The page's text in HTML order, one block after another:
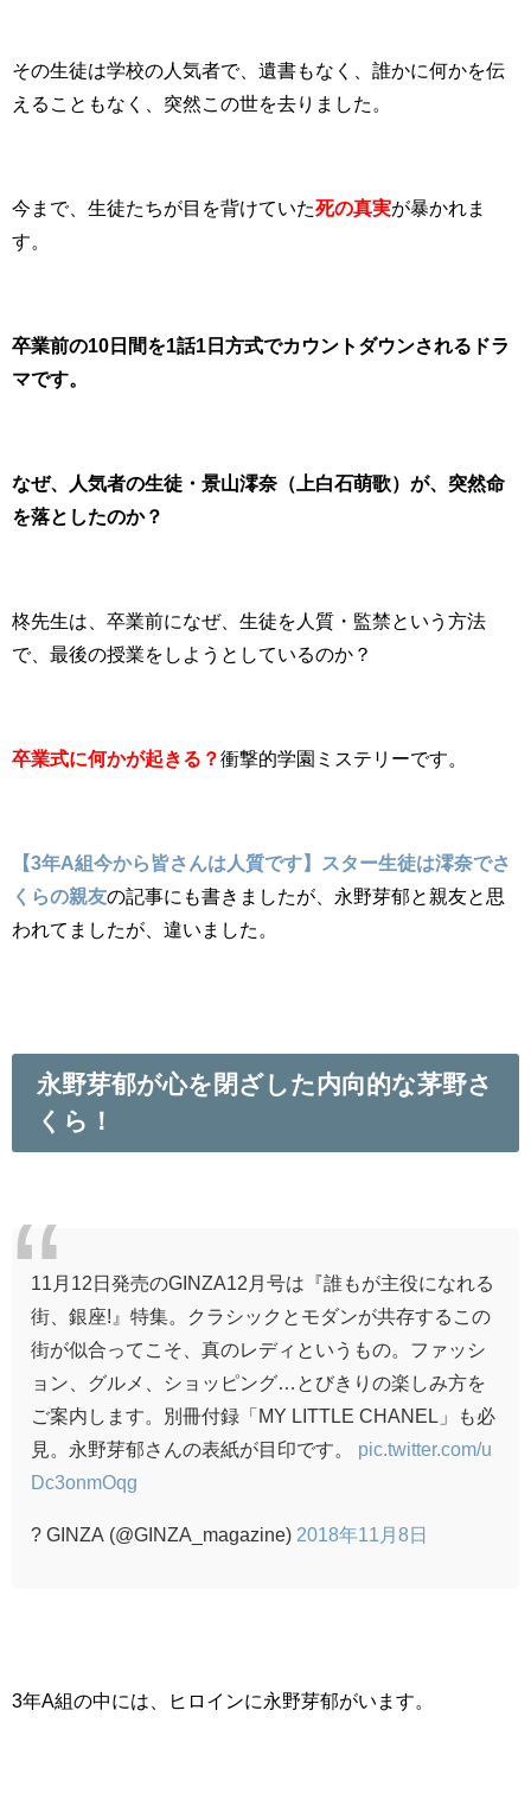
その生徒は学校の人気者で、遺書もなく、誰かに何かを伝
えることもなく、突然この世を去りました。
今まで、生徒たちが目を背けていた死の真実が暴かれま
す。
卒業前の10日間を1話1日方式でカウントダウンされるドラ
マです。
なぜ、人気者の生徒・景山澪奈（上白石萌歌）が、突然命
を落としたのか？
柊先生は、卒業前になぜ、生徒を人質・監禁という方法
で、最後の授業をしようとしているのか？
卒業式に何かが起きる？衝撃的学園ミステリーです。
【3年A組今から皆さんは人質です】スター生徒は澪奈でさ
くらの親友の記事にも書きましたが、永野芽郁と親友と思
われてましたが、違いました。
永野芽郁が心を閉ざした内向的な茅野さ
くら！
11月12日発売のGINZA12月号は『誰もが主役になれる
街、銀座!』特集。クラシックとモダンが共存するこの
街が似合ってこそ、真のレディというもの。ファッシ
ョン、グルメ、ショッピング…とびきりの楽しみ方を
ご案内します。別冊付録「MY LITTLE CHANEL」も必
見。永野芽郁さんの表紙が目印です。 pic.twitter.com/u
Dc3onmOqg
? GINZA (@GINZA_magazine) 2018年11月8日
3年A組の中には、ヒロインに永野芽郁がいます。